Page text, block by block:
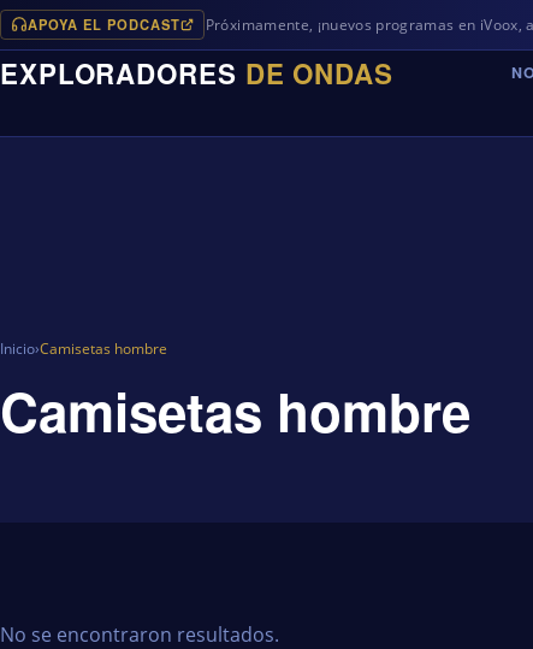
APOYA EL PODCASTPróximamente, ¡nuevos programas en iVoox,
EXPLORADORES DE ONDAS
Inicio›Camisetas hombre
Camisetas hombre
No se encontraron resultados.